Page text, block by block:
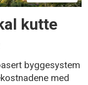
kutte
byggesystem
med